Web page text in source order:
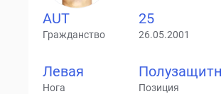
AUT
Гражданство
25
26.05.2001
Левая
Нога Позиция